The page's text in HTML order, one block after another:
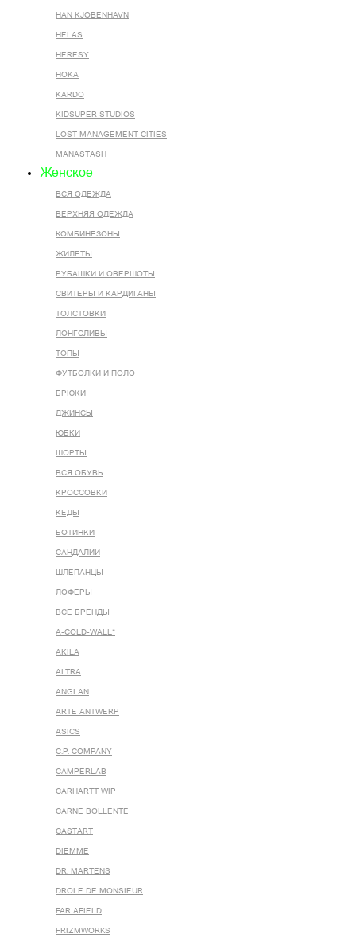
HAN KJOBENHAVN
HELAS
HERESY
HOKA
KARDO
KIDSUPER STUDIOS
LOST MANAGEMENT CITIES
MANASTASH
Женское
ВСЯ ОДЕЖДА
ВЕРХНЯЯ ОДЕЖДА
КОМБИНЕЗОНЫ
ЖИЛЕТЫ
РУБАШКИ И ОВЕРШОТЫ
СВИТЕРЫ И КАРДИГАНЫ
ТОЛСТОВКИ
ЛОНГСЛИВЫ
ТОПЫ
ФУТБОЛКИ И ПОЛО
БРЮКИ
ДЖИНСЫ
ЮБКИ
ШОРТЫ
ВСЯ ОБУВЬ
КРОССОВКИ
КЕДЫ
БОТИНКИ
САНДАЛИИ
ШЛЕПАНЦЫ
ЛОФЕРЫ
ВСЕ БРЕНДЫ
A-COLD-WALL*
AKILA
ALTRA
ANGLAN
ARTE ANTWERP
ASICS
C.P. COMPANY
CAMPERLAB
CARHARTT WIP
CARNE BOLLENTE
CASTART
DIEMME
DR. MARTENS
DROLE DE MONSIEUR
FAR AFIELD
FRIZMWORKS